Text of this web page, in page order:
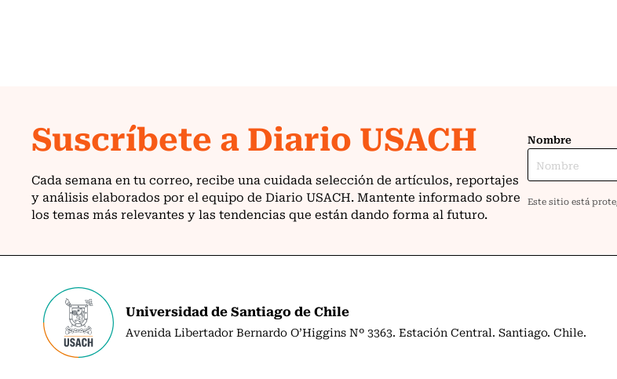
Universidad de Santiago de Chile
Avenida Libertador Bernardo O’Higgins Nº 3363. Estación Central. Santiago. Chile.